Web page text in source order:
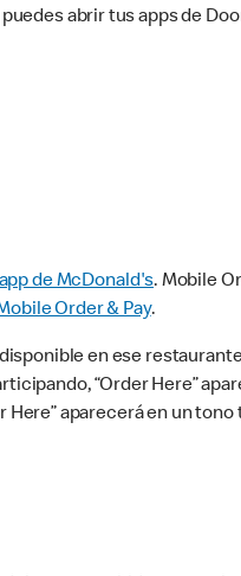
abrir tus apps de
de McDonald's. Mobile
Order & Pay.
en ese
“Order Here”
aparecerá en un